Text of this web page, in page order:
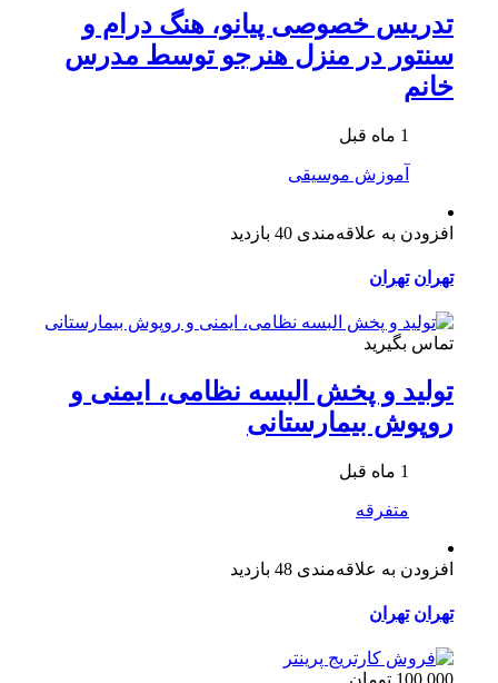
تدریس خصوصی پیانو، هنگ درام و
سنتور در منزل هنرجو توسط مدرس
خانم
1 ماه قبل
آموزش موسیقی
افزودن به علاقه‌مندی 40 بازدید
تهران تهران
تماس بگیرید
تولید و پخش البسه نظامی، ایمنی و
روپوش بیمارستانی
1 ماه قبل
متفرقه
افزودن به علاقه‌مندی 48 بازدید
تهران تهران